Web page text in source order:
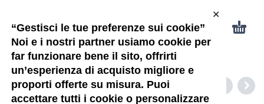
“Gestisci le tue preferenze sui cookie”
Noi e i nostri partner usiamo cookie per
far funzionare bene il sito, offrirti
un’esperienza di acquisto migliore e
proporti offerte su misura. Puoi
accettare tutti i cookie o personalizzare
✕